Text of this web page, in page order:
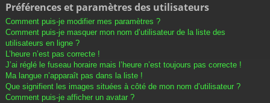
Préférences et paramètres des utilisateurs
Comment puis-je modifier mes paramètres ?
Comment puis-je masquer mon nom d’utilisateur de la liste des
utilisateurs en ligne ?
L’heure n’est pas correcte !
J’ai réglé le fuseau horaire mais l’heure n’est toujours pas correcte !
Ma langue n’apparaît pas dans la liste !
Que signifient les images situées à côté de mon nom d’utilisateur ?
Comment puis-je afficher un avatar ?